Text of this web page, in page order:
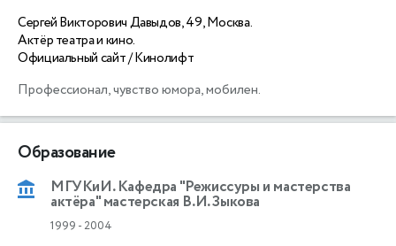
Сергей Викторович Давыдов, 49, Москва.
Актёр театра и кино.
Официальный сайт / Кинолифт
Профессионал, чувство юмора, мобилен.
Образование
МГУКиИ. Кафедра "Режиссуры и мастерства
актёра" мастерская В.И. Зыкова
1999 - 2004